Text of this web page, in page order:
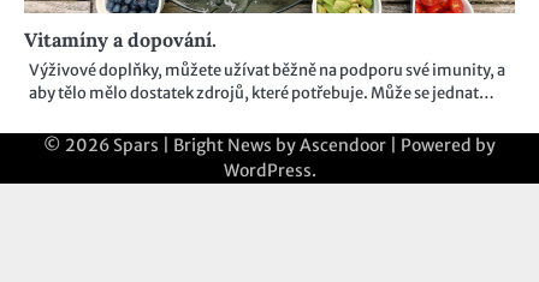
Vitamíny a dopování.
Výživové doplňky, můžete užívat běžně na podporu své imunity, a
aby tělo mělo dostatek zdrojů, které potřebuje. Může se jednat…
© 2026 Spars | Bright News byAscendoor | Powered by
WordPress.